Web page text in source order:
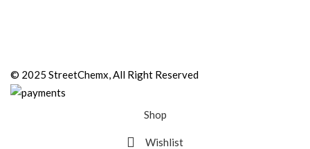
© 2025 StreetChemx, All Right Reserved
Shop
Wishlist